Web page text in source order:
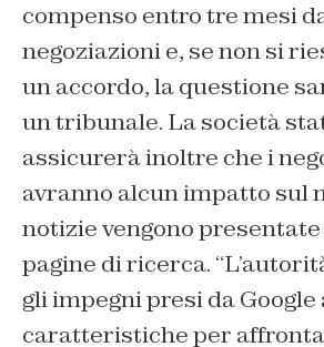
compenso entro tre mesi
negoziazioni e, se non si
un accordo, la questione
un tribunale. La società
assicurerà inoltre che i
avranno alcun impatto sul
notizie vengono
pagine di ricerca.
gli impegni presi da Google
caratteristiche per